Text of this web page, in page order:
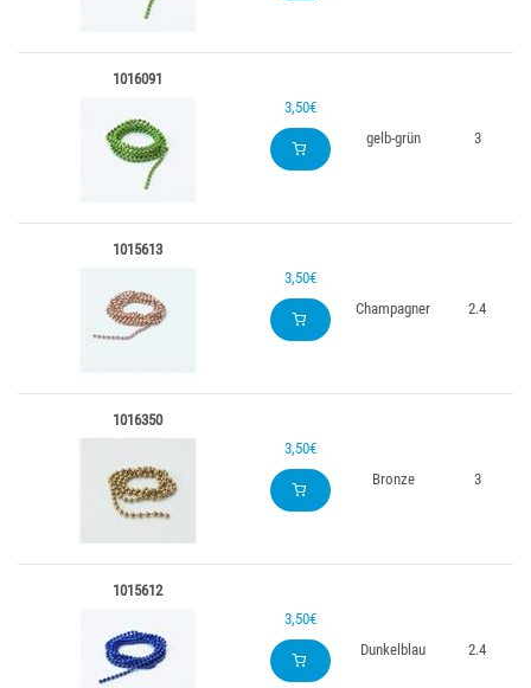
1016091
3,50€
gelb-grün
3
1015613
3,50€
Champagner
2.4
1016350
3,50€
Bronze
3
1015612
3,50€
Dunkelblau
2.4